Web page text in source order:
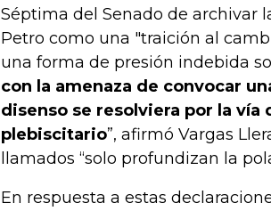
Séptima del Senado de archivar
Petro como una "traición al
una forma de presión indebida
con la amenaza de convocar
disenso se resolviera por la vía
plebiscitario”, afirmó Vargas
llamados “solo profundizan la
En respuesta a estas